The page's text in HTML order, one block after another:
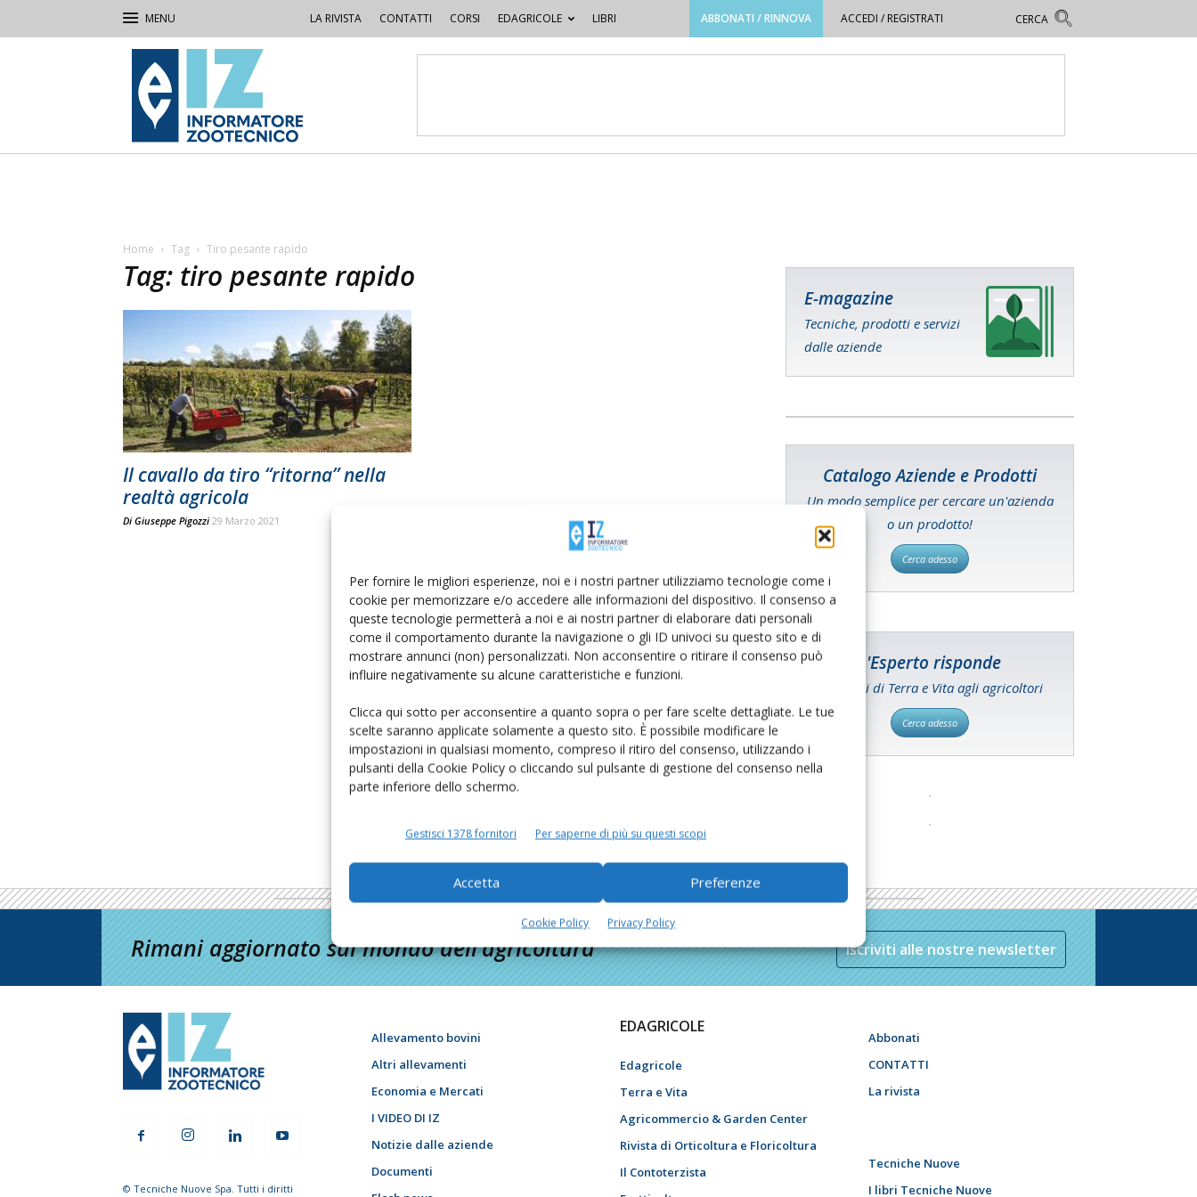
Per fornire le migliori esperienze, noi e i nostri partner utilizziamo tecnologie come i
cookie per memorizzare e/o accedere alle informazioni del dispositivo. Il consenso a
queste tecnologie permetterà a noi e ai nostri partner di elaborare dati personali
come il comportamento durante la navigazione o gli ID univoci su questo sito e di
mostrare annunci (non) personalizzati. Non acconsentire o ritirare il consenso può
influire negativamente su alcune caratteristiche e funzioni.
Clicca qui sotto per acconsentire a quanto sopra o per fare scelte dettagliate. Le tue
scelte saranno applicate solamente a questo sito. È possibile modificare le
impostazioni in qualsiasi momento, compreso il ritiro del consenso, utilizzando i
pulsanti della Cookie Policy o cliccando sul pulsante di gestione del consenso nella
parte inferiore dello schermo.
Gestisci 1378 fornitori Per saperne di più su questi scopi
Accetta Preferenze
Cookie Policy Privacy Policy
LA RIVISTA CONTATTI CORSI EDAGRICOLE LIBRI ABBONATI / RINNOVA ACCEDI / REGISTRATI
IZ
Informatore
Zootecnico
Home Tag Tiro pesante rapido
Tag: tiro pesante rapido
Il cavallo da tiro “ritorna” nella
realtà agricola
Di Giuseppe Pigozzi 29 Marzo 2021
E-magazine
Tecniche, prodotti e servizi
dalle aziende
Catalogo Aziende e Prodotti
Un modo semplice per cercare un'azienda
o un prodotto!
Cerca adesso
L'Esperto risponde
I consigli di Terra e Vita agli agricoltori
Cerca adesso
Rimani aggiornato sul mondo dell’agricoltura Iscriviti alle nostre newsletter
© Tecniche Nuove Spa. Tutti i diritti
Allevamento bovini
Altri allevamenti
Economia e Mercati
I VIDEO DI IZ
Notizie dalle aziende
Documenti
EDAGRICOLE
Edagricole
Terra e Vita
Agricommercio & Garden Center
Rivista di Orticoltura e Floricoltura
Il Contoterzista
Abbonati
CONTATTI
La rivista
Tecniche Nuove
I libri Tecniche Nuove